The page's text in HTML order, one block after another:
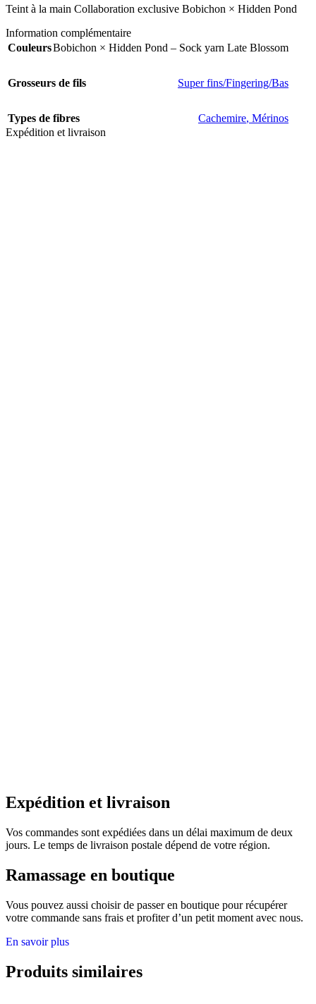
Teint à la main Collaboration exclusive Bobichon × Hidden Pond
Information complémentaire
CouleursBobichon × Hidden Pond – Sock yarn Late Blossom
Grosseurs de fils Super fins/Fingering/Bas
Types de fibres Cachemire, Mérinos
Expédition et livraison
Expédition et livraison
Vos commandes sont expédiées dans un délai maximum de deux
jours. Le temps de livraison postale dépend de votre région.
Ramassage en boutique
Vous pouvez aussi choisir de passer en boutique pour récupérer
votre commande sans frais et profiter d’un petit moment avec nous.
En savoir plus
Produits similaires